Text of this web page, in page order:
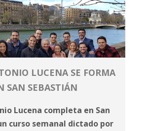
LUCENA SE FORMA
SAN SEBASTIÁN
Lucena completa en San
curso semanal dictado por